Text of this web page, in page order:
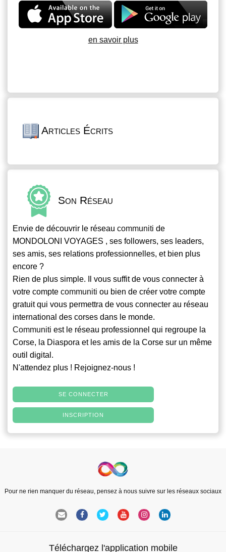
en savoir plus
Articles Écrits
Son Réseau
Envie de découvrir le réseau communiti de
MONDOLONI VOYAGES , ses followers, ses leaders,
ses amis, ses relations professionnelles, et bien plus
encore ?
Rien de plus simple. Il vous suffit de vous connecter à
votre compte communiti ou bien de créer votre compte
gratuit qui vous permettra de vous connecter au réseau
international des corses dans le monde.
Communiti est le réseau professionnel qui regroupe la
Corse, la Diaspora et les amis de la Corse sur un même
outil digital.
N'attendez plus ! Rejoignez-nous !
SE CONNECTER
INSCRIPTION
Pour ne rien manquer du réseau, pensez à nous suivre sur les réseaux sociaux
Téléchargez l'application mobile